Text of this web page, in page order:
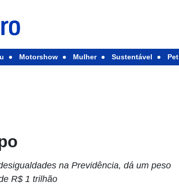
Motorshow Mulher Sustentável Pet
na Previdência, dá um peso
R$ 1 trilhão